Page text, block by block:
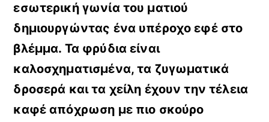
εσωτερική γωνία του ματιού
δημιουργώντας ένα υπέροχο εφέ στο
βλέμμα. Τα φρύδια είναι
καλοσχηματισμένα, τα ζυγωματικά
δροσερά και τα χείλη έχουν την τέλεια
καφέ απόχρωση με πιο σκούρο